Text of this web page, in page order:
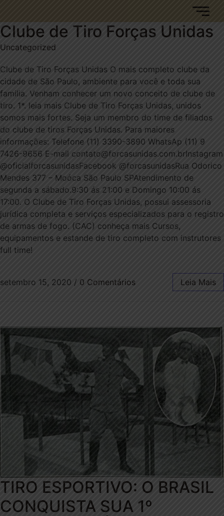
Clube de Tiro Forças Unidas
Uncategorized
Clube de Tiro Forças Unidas O mais completo clube da
cidade de São Paulo, ambiente para você e toda sua
familia. Venham conhecer um novo conceito de clube de
tiro. 1*. leia mais Clube de Tiro Forças Unidas, unidos
somos mais fortes. Seja um membro do time de filiados
do clube de tiros Forças Unidas. Para maiores
informações: Telefone (11) 3390-3890 WhatsAp (11) 9
7426-9656 E-mail contato@forcasunidas.com.brInstagram
@oficialforcasunidasFacebook @forcasunidasRua Odorico
Mendes 377 – Moóca São Paulo SPAtendimento de
segunda a sábado.9:30 ás 21:00 e Domingo 10:00 ás
17:00. O Clube de Tiro Forças Unidas, possui assessoria
jurídica completa e serviços especializados para o registro
de armas de fogo. (CAC) conheça mais Cursos,
equipamentos e estande de tiro completo com instrutores
full time!
setembro 15, 2020 / 0 Comentários Leia Mais
TIRO ESPORTIVO: O BRASIL
CONQUISTA SUA 1º